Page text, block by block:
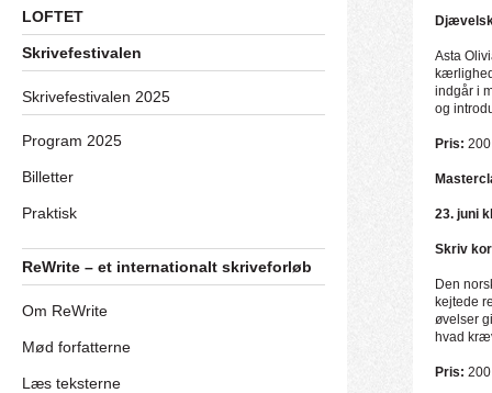
Asta
indgår i
og
Pris:
23. juni
Skriv
Den
kejtede
øvelser
hvad
Pris:
LOFTET
Skrivefestivalen
Skrivefestivalen 2025
Program 2025
Billetter
Praktisk
ReWrite – et internationalt skriveforløb
Om ReWrite
Mød forfatterne
Læs teksterne